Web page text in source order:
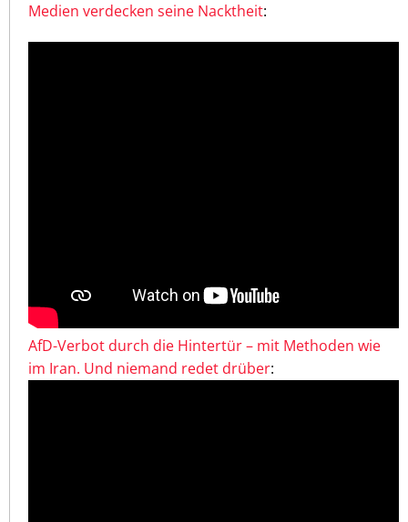
Medien verdecken seine Nacktheit:
AfD-Verbot durch die Hintertür – mit Methoden wie
im Iran. Und niemand redet drüber: